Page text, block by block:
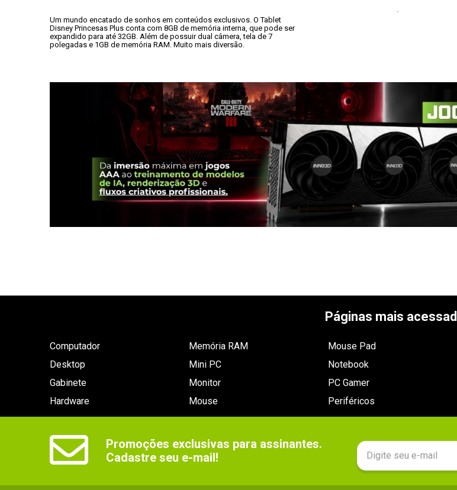
Um mundo encatado de sonhos em conteúdos exclusivos. O Tablet
Disney Princesas Plus conta com 8GB de memória interna, que pode ser
expandido para até 32GB. Além de possuir dual câmera, tela de 7
polegadas e 1GB de memória RAM. Muito mais diversão.
Páginas mais
Computador
Desktop
Gabinete
Hardware
Memória RAM
Mini PC
Monitor
Mouse
Mouse Pad
Notebook
PC Gamer
Periféricos
Promoções exclusivas para assinantes.
Cadastre seu e-mail!